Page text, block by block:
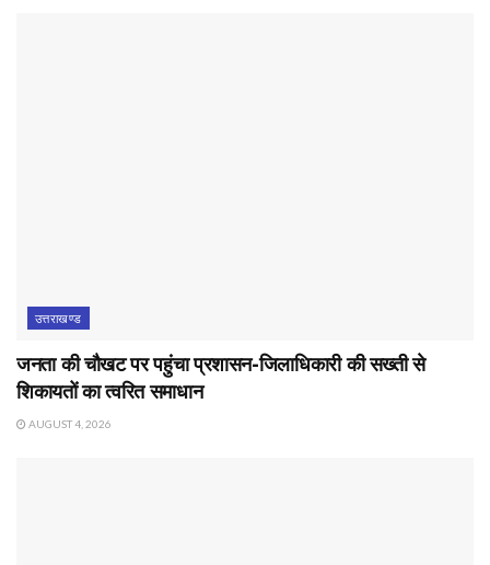
उत्तराखण्ड
जनता की चौखट पर पहुंचा प्रशासन-जिलाधिकारी की सख्ती से
शिकायतों का त्वरित समाधान
AUGUST 4, 2026